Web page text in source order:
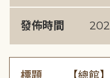
發佈時間